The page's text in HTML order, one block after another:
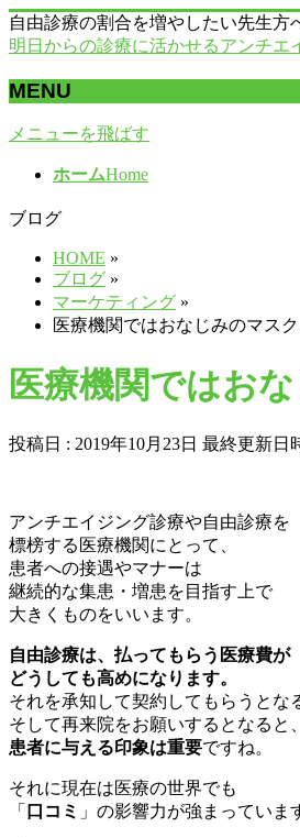
自由診療の割合を増やしたい先生方
明日からの診療に活かせるアンチ
MENU
メニューを飛ばす
ホームHome
ブログ
HOME »
ブログ »
マーケティング »
医療機関ではおなじみのマス
医療機関ではお
投稿日 : 2019年10月23日 最終更新日
アンチエイジング診療や自由診療を
標榜する医療機関にとって、
患者への接遇やマナーは
継続的な集患・増患を目指す上で
大きくものをいいます。
自由診療は、払ってもらう医療費が
どうしても高めになります。
それを承知して契約してもらうとな
そして再来院をお願いするとなると、
患者に与える印象は重要ですね。
それに現在は医療の世界でも
「 口コミ 」の影響力が強まっていま